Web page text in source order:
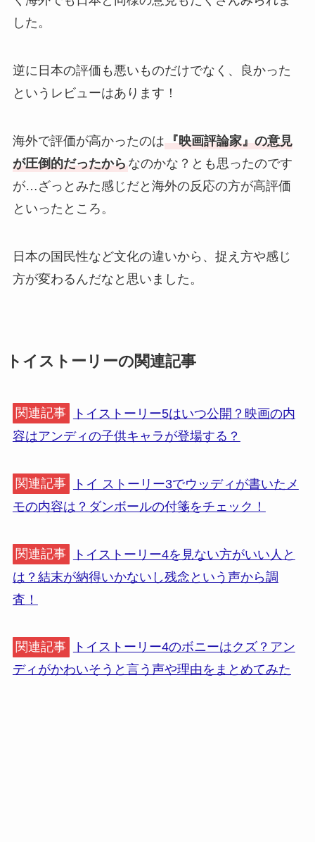
した。
逆に日本の評価も悪いものだけでなく、良かった
というレビューはあります！
海外で評価が高かったのは
『映画評論家』の意見
が圧倒的だったから なのかな？とも思ったのです
が…ざっとみた感じだと海外の反応の方が高評価
といったところ。
日本の国民性など文化の違いから、捉え方や感じ
方が変わるんだなと思いました。
トイストーリーの関連記事
関連記事
トイストーリー5はいつ公開？映画の内
容はアンディの子供キャラが登場する？
関連記事
トイ ストーリー3でウッディが書いたメ
モの内容は？ダンボールの付箋をチェック！
関連記事
トイストーリー4を見ない方がいい人と
は？結末が納得いかないし残念という声から調
査！
関連記事
トイストーリー4のボニーはクズ？アン
ディがかわいそうと言う声や理由をまとめてみた